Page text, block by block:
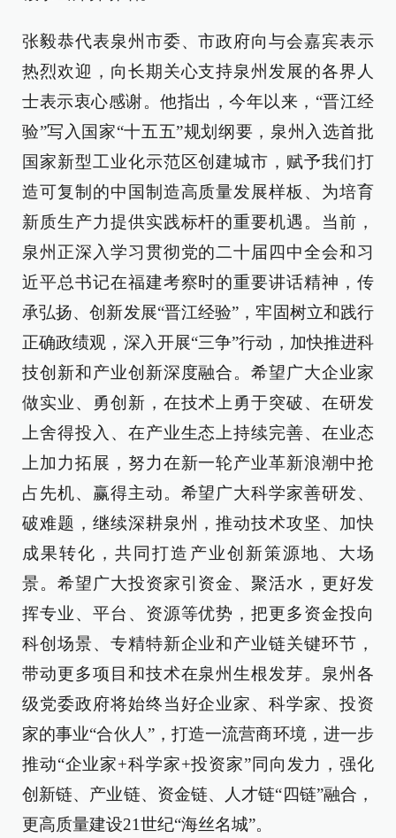
张毅恭代表泉州市委、市政府向与会嘉宾表示
热烈欢迎，向长期关心支持泉州发展的各界人
士表示衷心感谢。他指出，今年以来，“晋江经
验”写入国家“十五五”规划纲要，泉州入选首批
国家新型工业化示范区创建城市，赋予我们打
造可复制的中国制造高质量发展样板、为培育
新质生产力提供实践标杆的重要机遇。当前，
泉州正深入学习贯彻党的二十届四中全会和习
近平总书记在福建考察时的重要讲话精神，传
承弘扬、创新发展“晋江经验”，牢固树立和践行
正确政绩观，深入开展“三争”行动，加快推进科
技创新和产业创新深度融合。希望广大企业家
做实业、勇创新，在技术上勇于突破、在研发
上舍得投入、在产业生态上持续完善、在业态
上加力拓展，努力在新一轮产业革新浪潮中抢
占先机、赢得主动。希望广大科学家善研发、
破难题，继续深耕泉州，推动技术攻坚、加快
成果转化，共同打造产业创新策源地、大场
景。希望广大投资家引资金、聚活水，更好发
挥专业、平台、资源等优势，把更多资金投向
科创场景、专精特新企业和产业链关键环节，
带动更多项目和技术在泉州生根发芽。泉州各
级党委政府将始终当好企业家、科学家、投资
家的事业“合伙人”，打造一流营商环境，进一步
推动“企业家+科学家+投资家”同向发力，强化
创新链、产业链、资金链、人才链“四链”融合，
更高质量建设21世纪“海丝名城”。